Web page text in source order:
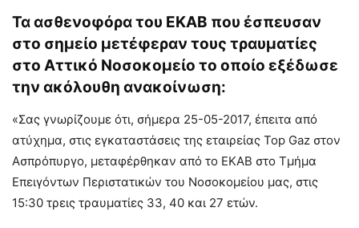
Τα ασθενοφόρα του ΕΚΑΒ που έσπευσαν
στο σημείο μετέφεραν τους τραυματίες
στο Αττικό Νοσοκομείο το οποίο εξέδωσε
την ακόλουθη ανακοίνωση:
«Σας γνωρίζουμε ότι, σήμερα 25-05-2017, έπειτα από
ατύχημα, στις εγκαταστάσεις της εταιρείας Top Gaz στον
Ασπρόπυργο, μεταφέρθηκαν από το ΕΚΑΒ στο Τμήμα
Επειγόντων Περιστατικών του Νοσοκομείου μας, στις
15:30 τρεις τραυματίες 33, 40 και 27 ετών.